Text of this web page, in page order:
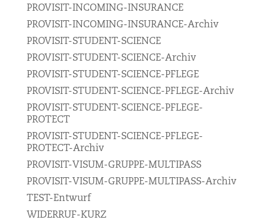
PROVISIT-INCOMING-INSURANCE
PROVISIT-INCOMING-INSURANCE-Archiv
PROVISIT-STUDENT-SCIENCE
PROVISIT-STUDENT-SCIENCE-Archiv
PROVISIT-STUDENT-SCIENCE-PFLEGE
PROVISIT-STUDENT-SCIENCE-PFLEGE-Archiv
PROVISIT-STUDENT-SCIENCE-PFLEGE-
PROTECT
PROVISIT-STUDENT-SCIENCE-PFLEGE-
PROTECT-Archiv
PROVISIT-VISUM-GRUPPE-MULTIPASS
PROVISIT-VISUM-GRUPPE-MULTIPASS-Archiv
TEST-Entwurf
WIDERRUF-KURZ